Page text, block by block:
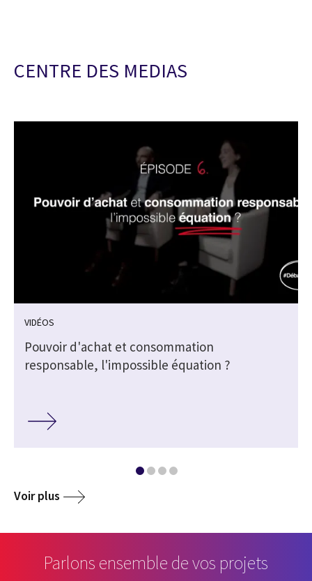
CENTRE DES MEDIAS
VIDÉOS
Pouvoir d'achat et consommation
responsable, l'impossible équation ?
Voir plus
Parlons ensemble de vos projets